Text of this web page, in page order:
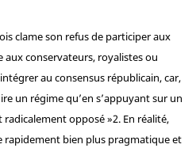
clame son refus de participer aux
aux conservateurs, royalistes ou
au consensus républicain, car,
un régime qu’en s’appuyant sur un
opposé »2. En réalité,
rapidement bien plus pragmatique et